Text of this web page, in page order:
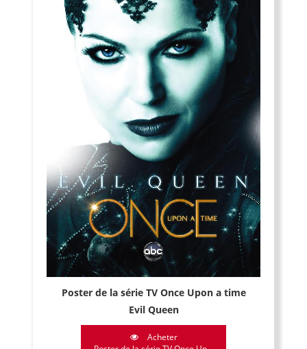
Poster de la série TV Once Upon a time
Evil Queen
Acheter